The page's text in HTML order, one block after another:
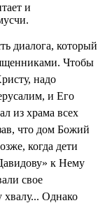
и
диалога, который
Чтобы
надо
и Его
из храма всех
что дом Божий
когда дети
к Нему
свое
Однако